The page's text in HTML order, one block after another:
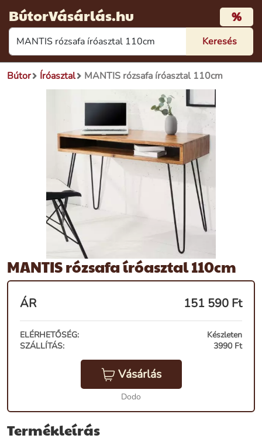
BútorVásárlás.hu %
Bútor Íróasztal MANTIS rózsafa íróasztal 110cm
MANTIS rózsafa íróasztal 110cm
ÁR 151 590 Ft
ELÉRHETŐSÉG:
Készleten
SZÁLLÍTÁS:
3990 Ft
Vásárlás
Dodo
Termékleírás